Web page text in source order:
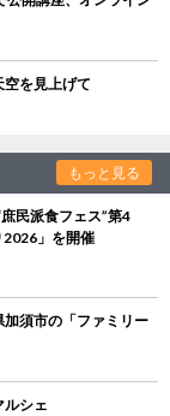
空を見上げて
もっと見る
民派食フェス”第4
2026」を開催
須市の「ファミリー
ルシェ